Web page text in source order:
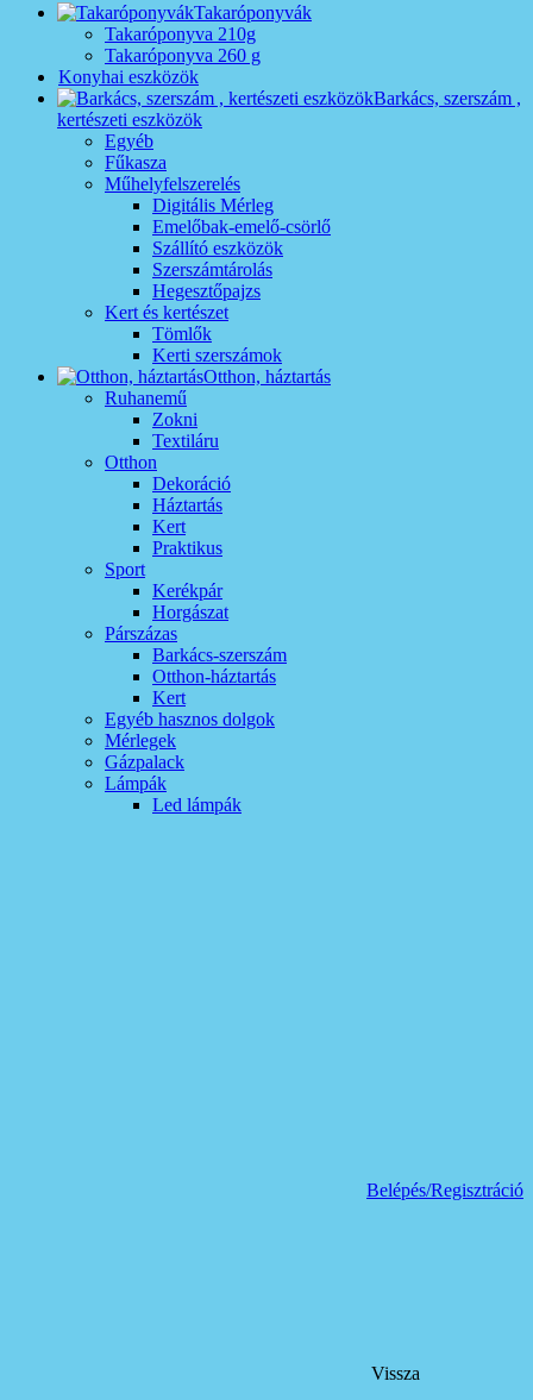
Takaróponyvák
Takaróponyva 210g
Takaróponyva 260 g
Konyhai eszközök
Barkács, szerszám ,
kertészeti eszközök
Egyéb
Fűkasza
Műhelyfelszerelés
Digitális Mérleg
Emelőbak-emelő-csörlő
Szállító eszközök
Szerszámtárolás
Hegesztőpajzs
Kert és kertészet
Tömlők
Kerti szerszámok
Otthon, háztartás
Ruhanemű
Zokni
Textiláru
Otthon
Dekoráció
Háztartás
Kert
Praktikus
Sport
Kerékpár
Horgászat
Párszázas
Barkács-szerszám
Otthon-háztartás
Kert
Egyéb hasznos dolgok
Mérlegek
Gázpalack
Lámpák
Led lámpák
Belépés/Regisztráció
Vissza